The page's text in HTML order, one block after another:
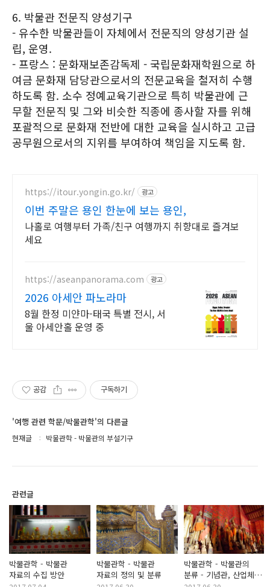
6. 박물관 전문직 양성기구
- 유수한 박물관들이 자체에서 전문직의 양성기관 설
립, 운영.
- 프랑스 : 문화재보존감독제 - 국립문화재학원으로 하
여금 문화재 담당관으로서의 전문교육을 철저히 수행
하도록 함. 소수 정예교육기관으로 특히 박물관에 근
무할 전문직 및 그와 비슷한 직종에 종사할 자를 위해
포괄적으로 문화재 전반에 대한 교육을 실시하고 고급
공무원으로서의 지위를 부여하여 책임을 지도록 함.
https://itour.yongin.go.kr/ 광고
이번 주말은 용인 한눈에 보는 용인,
나홀로 여행부터 가족/친구 여행까지 취향대로 즐겨보
세요
https://aseanpanorama.com 광고
2026 아세안 파노라마
8월 한정 미얀마-태국 특별 전시, 서
울 아세안홀 운영 중
공감 구독하기
'여행 관련 학문/박물관학'의 다른글
현재글 박물관학 - 박물관의 부설기구
관련글
박물관학 - 박물관
자료의 수집 방안
박물관학 - 박물관
자료의 정의 및 분류
박물관학 - 박물관의
분류 - 기념관, 산업체